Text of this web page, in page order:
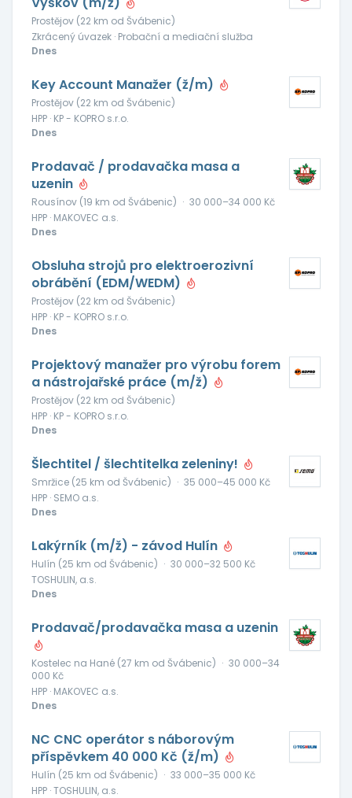
Prostějov (22 km od Švábenic)
Zkrácený úvazek · Probační a mediační služba
Dnes
Key Account Manažer (ž/m)
Prostějov (22 km od Švábenic)
HPP · KP - KOPRO s.r.o.
Dnes
Prodavač / prodavačka masa a
uzenin
Rousínov (19 km od Švábenic) · 30 000–34 000 Kč
HPP · MAKOVEC a.s.
Dnes
Obsluha strojů pro elektroerozivní
obrábění (EDM/WEDM)
Prostějov (22 km od Švábenic)
HPP · KP - KOPRO s.r.o.
Dnes
Projektový manažer pro výrobu forem
a nástrojařské práce (m/ž)
Prostějov (22 km od Švábenic)
HPP · KP - KOPRO s.r.o.
Dnes
Šlechtitel / šlechtitelka zeleniny!
Smržice (25 km od Švábenic) · 35 000–45 000 Kč
HPP · SEMO a.s.
Dnes
Lakýrník (m/ž) - závod Hulín
Hulín (25 km od Švábenic) · 30 000–32 500 Kč
TOSHULIN, a.s.
Dnes
Prodavač/prodavačka masa a uzenin
Kostelec na Hané (27 km od Švábenic) · 30 000–34
000 Kč
HPP · MAKOVEC a.s.
Dnes
NC CNC operátor s náborovým
příspěvkem 40 000 Kč (ž/m)
Hulín (25 km od Švábenic) · 33 000–35 000 Kč
HPP · TOSHULIN, a.s.